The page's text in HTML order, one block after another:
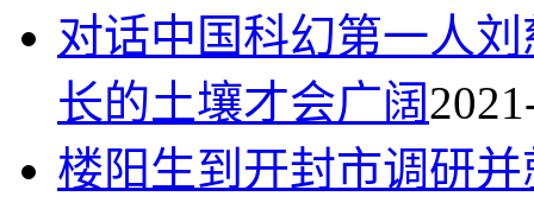
对话中国科幻第一人
长的土壤才会广阔
楼阳生到开封市调研